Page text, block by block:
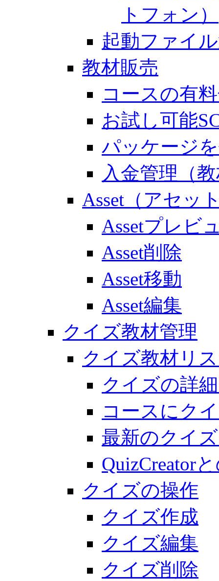
トフォン）
起動ファイ
教材販売
コースの有
お試し可能
パッケージ
入金管理（
Asset（アセッ
Assetプレビ
Asset削除
Asset移動
Asset編集
クイズ教材管理
クイズ教材リ
クイズの詳
コースにク
最新のクイ
QuizCreator
クイズの操作
クイズ作成
クイズ編集
クイズ削除